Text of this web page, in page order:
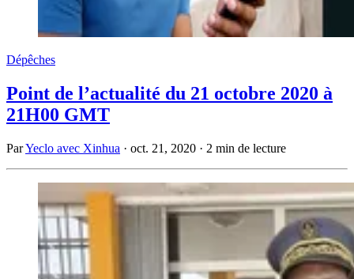
Dépêches
Point de l’actualité du 21 octobre 2020 à
21H00 GMT
ParYeclo avec Xinhua · oct. 21, 2020 · 2 min de lecture